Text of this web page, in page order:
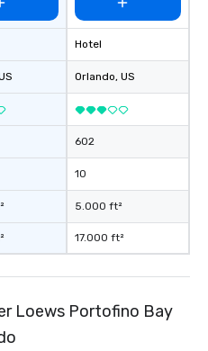
Hotel
Orlando, US
602
10
5.000 ft²
17.000 ft²
Loews Portofino Bay